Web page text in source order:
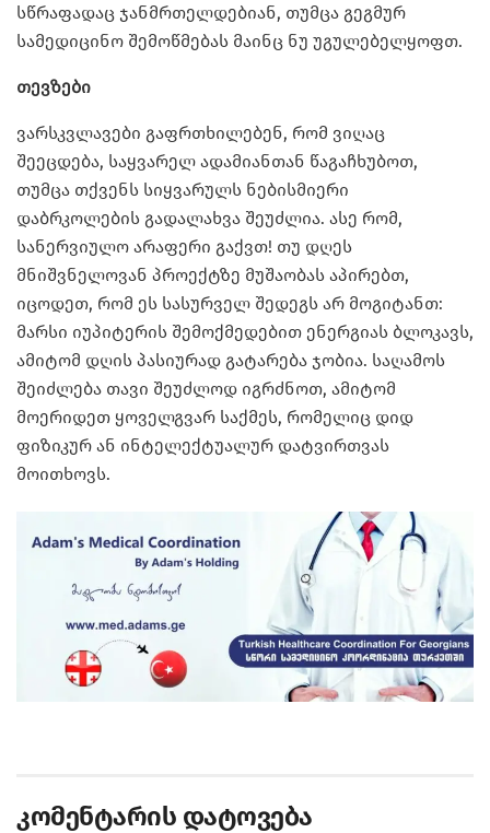
სწრაფადაც ჯანმრთელდებიან, თუმცა გეგმურ
სამედიცინო შემოწმებას მაინც ნუ უგულებელყოფთ.
თევზები
ვარსკვლავები გაფრთხილებენ, რომ ვიღაც
შეეცდება, საყვარელ ადამიანთან წაგაჩხუბოთ,
თუმცა თქვენს სიყვარულს ნებისმიერი
დაბრკოლების გადალახვა შეუძლია. ასე რომ,
სანერვიულო არაფერი გაქვთ! თუ დღეს
მნიშვნელოვან პროექტზე მუშაობას აპირებთ,
იცოდეთ, რომ ეს სასურველ შედეგს არ მოგიტანთ:
მარსი იუპიტერის შემოქმედებით ენერგიას ბლოკავს,
ამიტომ დღის პასიურად გატარება ჯობია. საღამოს
შეიძლება თავი შეუძლოდ იგრძნოთ, ამიტომ
მოერიდეთ ყოველგვარ საქმეს, რომელიც დიდ
ფიზიკურ ან ინტელექტუალურ დატვირთვას
მოითხოვს.
კომენტარის დატოვება